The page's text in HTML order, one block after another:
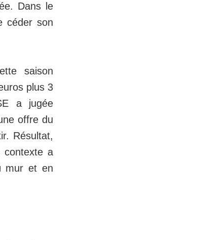
Dans le
céder son
saison
plus 3
a jugée
offre du
Résultat,
contexte a
mur et en